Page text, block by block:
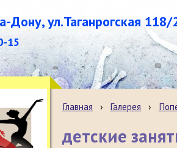
Дону, ул.Таганрогская 118/
15
Главная › Галерея ›
детские